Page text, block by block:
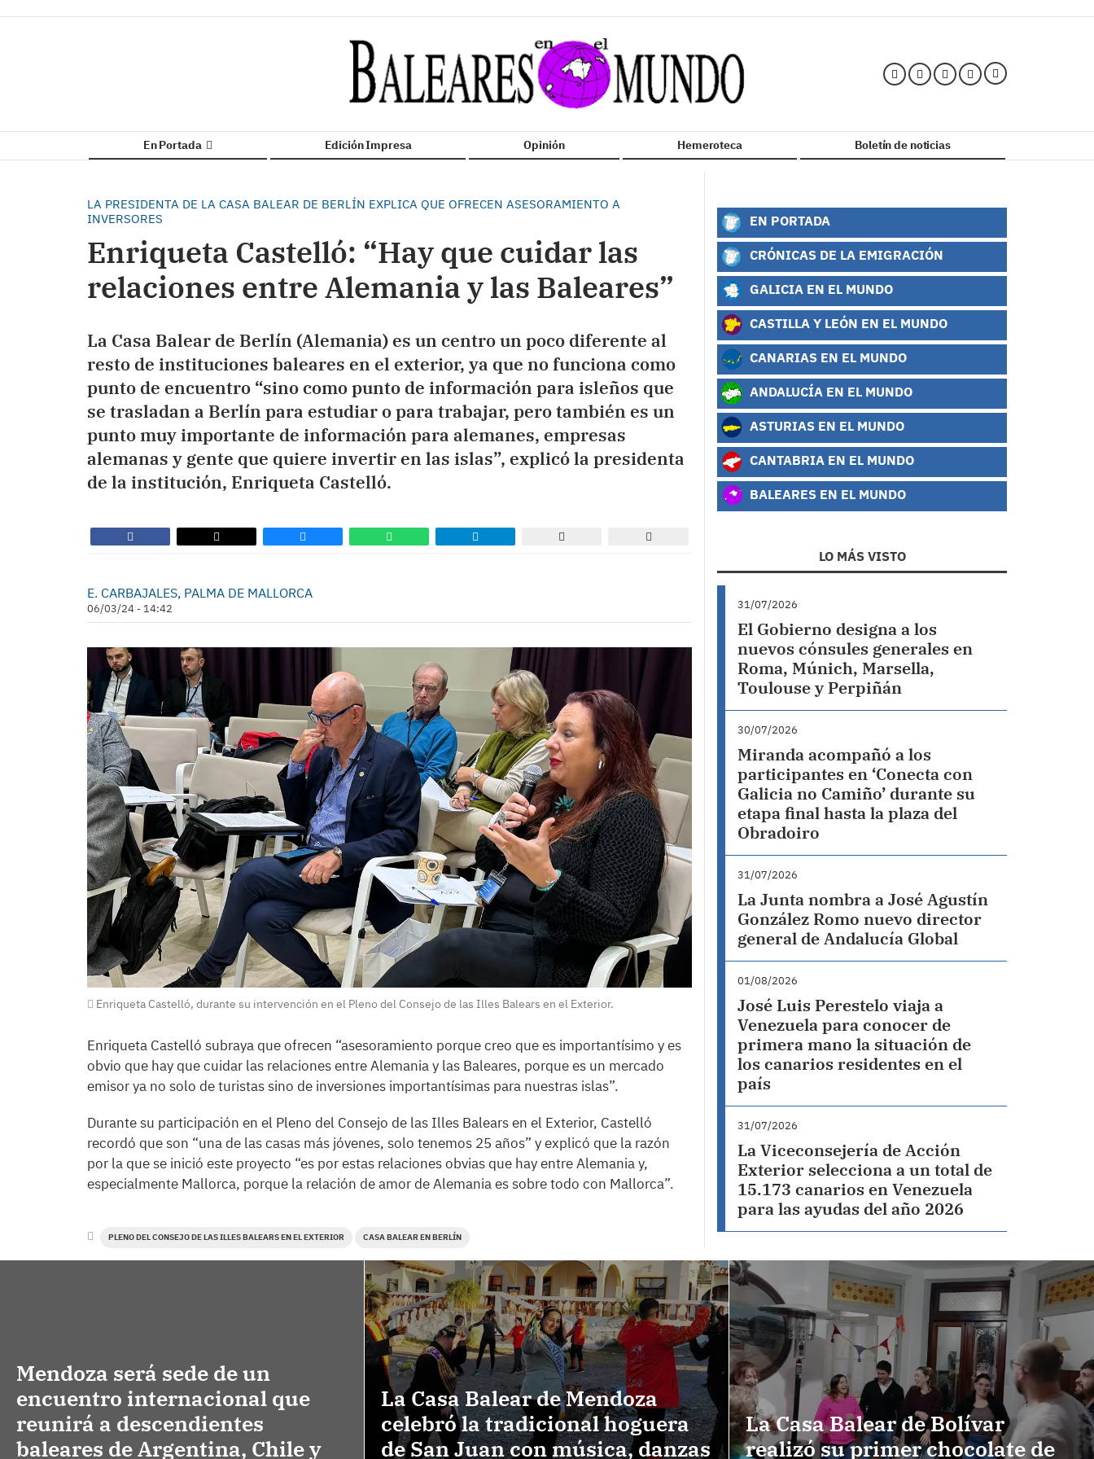
En Portada Edición Impresa Opinión Hemeroteca Boletín de noticias
LA PRESIDENTA DE LA CASA BALEAR DE BERLÍN EXPLICA QUE OFRECEN ASESORAMIENTO A
INVERSORES
Enriqueta Castelló: “Hay que cuidar las
relaciones entre Alemania y las Baleares”
La Casa Balear de Berlín (Alemania) es un centro un poco diferente al
resto de instituciones baleares en el exterior, ya que no funciona como
punto de encuentro “sino como punto de información para isleños que
se trasladan a Berlín para estudiar o para trabajar, pero también es un
punto muy importante de información para alemanes, empresas
alemanas y gente que quiere invertir en las islas”, explicó la presidenta
de la institución, Enriqueta Castelló.
E. CARBAJALES, PALMA DE MALLORCA
06/03/24 - 14:42
Enriqueta Castelló, durante su intervención en el Pleno del Consejo de las Illes Balears en el Exterior.
Enriqueta Castelló subraya que ofrecen “asesoramiento porque creo que es importantísimo y es
obvio que hay que cuidar las relaciones entre Alemania y las Baleares, porque es un mercado
emisor ya no solo de turistas sino de inversiones importantísimas para nuestras islas”.
Durante su participación en el Pleno del Consejo de las Illes Balears en el Exterior, Castelló
recordó que son “una de las casas más jóvenes, solo tenemos 25 años” y explicó que la razón
por la que se inició este proyecto “es por estas relaciones obvias que hay entre Alemania y,
especialmente Mallorca, porque la relación de amor de Alemania es sobre todo con Mallorca”.
PLENO DEL CONSEJO DE LAS ILLES BALEARS EN EL EXTERIOR CASA BALEAR EN BERLÍN
EN PORTADA
CRÓNICAS DE LA EMIGRACIÓN
GALICIA EN EL MUNDO
CASTILLA Y LEÓN EN EL MUNDO
CANARIAS EN EL MUNDO
ANDALUCÍA EN EL MUNDO
ASTURIAS EN EL MUNDO
CANTABRIA EN EL MUNDO
BALEARES EN EL MUNDO
LO MÁS VISTO
31/07/2026
El Gobierno designa a los
nuevos cónsules generales en
Roma, Múnich, Marsella,
Toulouse y Perpiñán
30/07/2026
Miranda acompañó a los
participantes en ‘Conecta con
Galicia no Camiño’ durante su
etapa final hasta la plaza del
Obradoiro
31/07/2026
La Junta nombra a José Agustín
González Romo nuevo director
general de Andalucía Global
01/08/2026
José Luis Perestelo viaja a
Venezuela para conocer de
primera mano la situación de
los canarios residentes en el
país
31/07/2026
La Viceconsejería de Acción
Exterior selecciona a un total de
15.173 canarios en Venezuela
para las ayudas del año 2026
Mendoza será sede de un
encuentro internacional que
reunirá a descendientes
baleares de Argentina, Chile y
La Casa Balear de Mendoza
celebró la tradicional hoguera
de San Juan con música, danzas
La Casa Balear de Bolívar
realizó su primer chocolate de